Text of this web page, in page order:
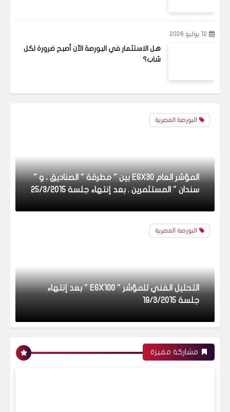
12 يوليو 2026
هل الاستثمار في البورصة الآن أصبح ضرورة لكل
شاب؟
سندان " المستثمرين . بعد إنتهاء جلسة 25/3/2015
البورصة المصرية
التحليل الفني للمؤشر " EGX100 " بعد إنتهاء
جلسة 19/3/2015
البورصة المصرية
التحليل الفني للمؤشر " EGX70 " بعد الإنتهاء من
جلسة 19/3/2015
مشاركة مميزة